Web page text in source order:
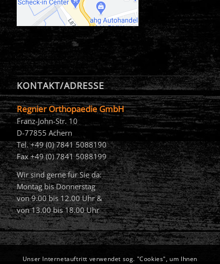
KONTAKT/ADRESSE
Regnier Orthopaedie GmbH
Franz-John-Str. 10
D-77855 Achern
Tel. +49 (0) 7841 5088190
Fax +49 (0) 7841 5088199
Wir sind gerne für Sie da:
Montag bis Donnerstag
von 9.00 bis 12.00 Uhr &
von 13.00 bis 18.00 Uhr
Unser Internetauftritt verwendet sog. "Cookies", um Ihnen